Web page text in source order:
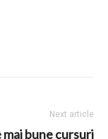
Next article
mai bune cursuri